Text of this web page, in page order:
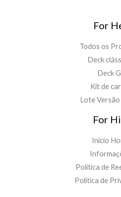
For
Todos os
Deck
Deck
Kit de
Lote Versão
For
Inicio
Política de
Política de